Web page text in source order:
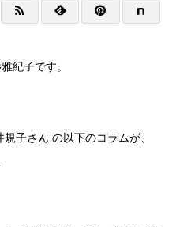
紀子です。
子さん の以下のコラムが、